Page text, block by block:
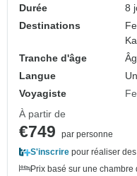
Durée
8
Destinations
Tranche d'âge
Langue
Voyagiste
À partir de
€749
par personne
S'inscrire pour réaliser
Prix basé sur une chambre